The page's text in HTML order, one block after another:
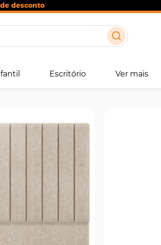
de desconto
Escritório Ver mais